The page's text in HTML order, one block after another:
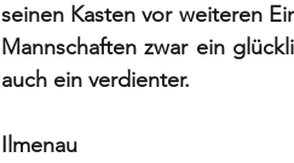
seinen Kasten vor weiteren
Mannschaften zwar ein
auch ein verdienter.
Ilmenau